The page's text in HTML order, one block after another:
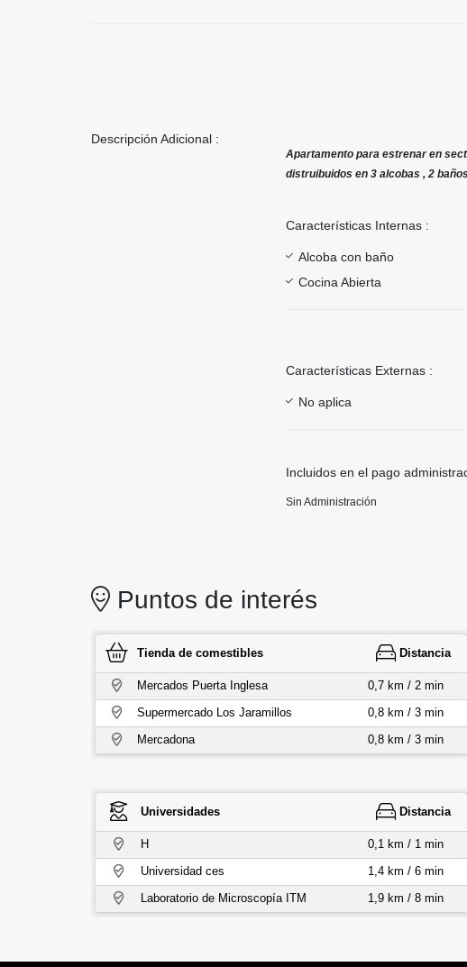
Descripción Adicional :
Apartamento para estrenar en
distruibuidos en 3 alcobas , 2
Características Internas :
Alcoba con baño
Cocina Abierta
Características Externas :
No aplica
Incluidos en el pago
Sin Administración
Puntos de interés
Tienda de comestibles Distancia
Mercados Puerta Inglesa
0,7 km / 2 min
Supermercado Los Jaramillos
0,8 km / 3 min
Mercadona
0,8 km / 3 min
Universidades Distancia
H
0,1 km / 1 min
Universidad ces
1,4 km / 6 min
Laboratorio de Microscopía ITM
1,9 km / 8 min